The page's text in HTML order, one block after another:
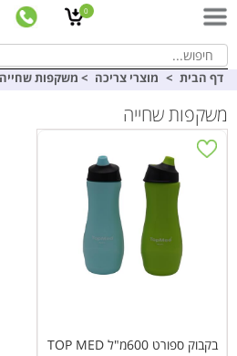
דף הבית > מוצרי צריכה > משקפות שחייה
משקפות שחייה
בקבוק ספורט 600מ"ל TOP MED